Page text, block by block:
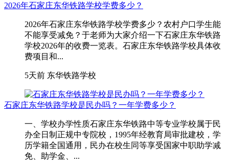
2026年石家庄东华铁路学校学费多少？
2026年石家庄东华铁路学校学费多少？农村户口学生能
不能享受减免？于老师为大家介绍一下石家庄东华铁路
学校2026年的收费一览表。石家庄东华铁路学校具体收
费项目和...
5天前 东华铁路学校
石家庄东华铁路学校是民办吗？一年学费多少？
一、学校办学性质石家庄东华铁路中等专业学校属于民
办全日制正规中专院校，1995年经教育局审批建校，学
历学籍全国通用，民办在校生同等享受国家中职助学减
免、助学金、...